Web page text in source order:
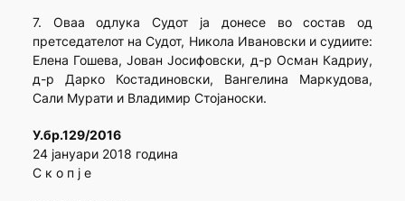
7. Оваа одлука Судот ја донесе во состав од
претседателот на Судот, Никола Ивановски и судиите:
Елена Гошева, Јован Јосифовски, д-р Осман Кадриу,
д-р Дарко Костадиновски, Вангелина Маркудова,
Сали Мурати и Владимир Стојаноски.
У.бр.129/2016
24 јануари 2018 година
С к о п ј е